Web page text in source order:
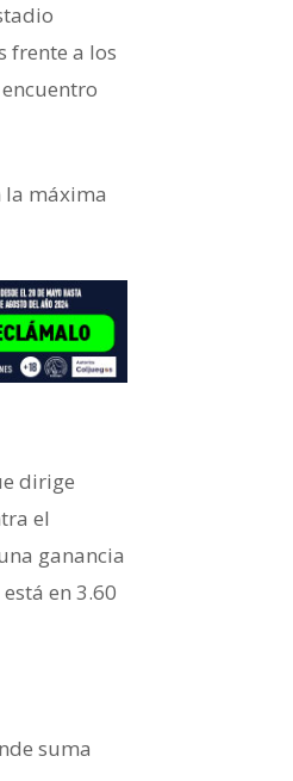
frente a los
la máxima
dirige
el
ganancia
en 3.60
suma